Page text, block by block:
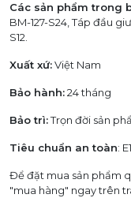
Các sản phẩm trong
BM-127-S24, Táp đầu
S12.
Xuất xứ:Việt Nam
Bảo hành:24 tháng
Bảo trì:Trọn đời sản
Tiêu chuẩn an toàn:
Để đặt mua sản phẩm
"mua hàng" ngay trên